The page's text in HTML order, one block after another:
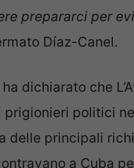
prepararci per
Díaz-Canel.
dichiarato che
politici
delle principali
a Cuba